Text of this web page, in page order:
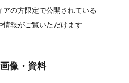
アの方限定で公開されている
情報がご覧いただけます
像・資料